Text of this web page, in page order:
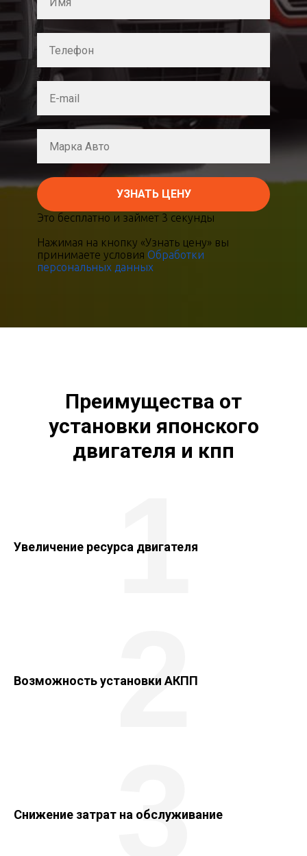
УЗНАТЬ ЦЕНУ
Это бесплатно и займет 3 секунды
Нажимая на кнопку «Узнать цену» вы
принимаете условия Обработки
персональных данных
Преимущества от
установки японского
двигателя и кпп
Увеличение ресурса двигателя
1
Возможность установки АКПП
2
Снижение затрат на обслуживание
3